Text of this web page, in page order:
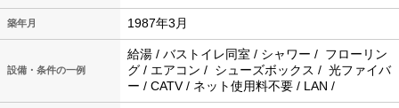
築年月 1987年3月
設備・条件の一例
給湯 / バストイレ同室 / シャワー / フローリン
グ / エアコン / シューズボックス / 光ファイバ
ー / CATV / ネット使用料不要 / LAN /